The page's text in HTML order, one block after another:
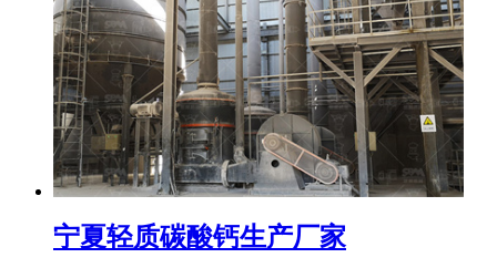
宁夏轻质碳酸钙生产厂家